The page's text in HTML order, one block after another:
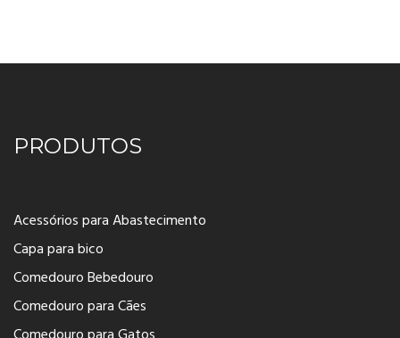
PRODUTOS
Acessórios para Abastecimento
Capa para bico
Comedouro Bebedouro
Comedouro para Cães